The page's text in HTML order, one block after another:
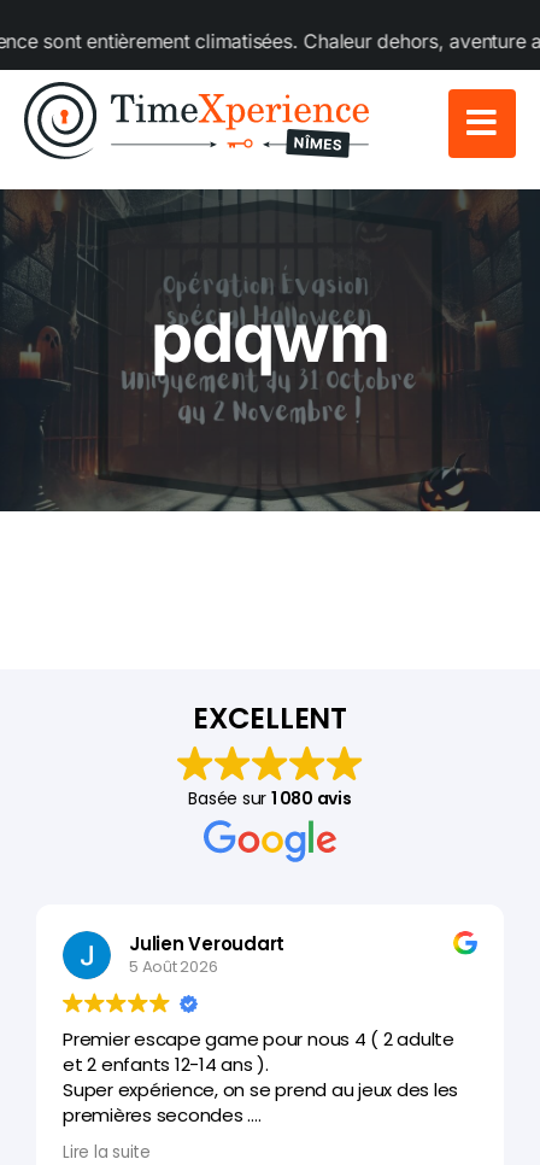
au
contenu
entièrement climatisées. Chaleur dehors, aventure
pdqwm
EXCELLENT
Basée sur 1 080 avis
Julien Veroudart
5 Août 2026
Premier escape game pour nous 4 ( 2 adulte
et 2 enfants 12-14 ans ).
Super expérience, on se prend au jeux des les
premières secondes .
On reviendra faire les autres scénarios.
Lire la suite